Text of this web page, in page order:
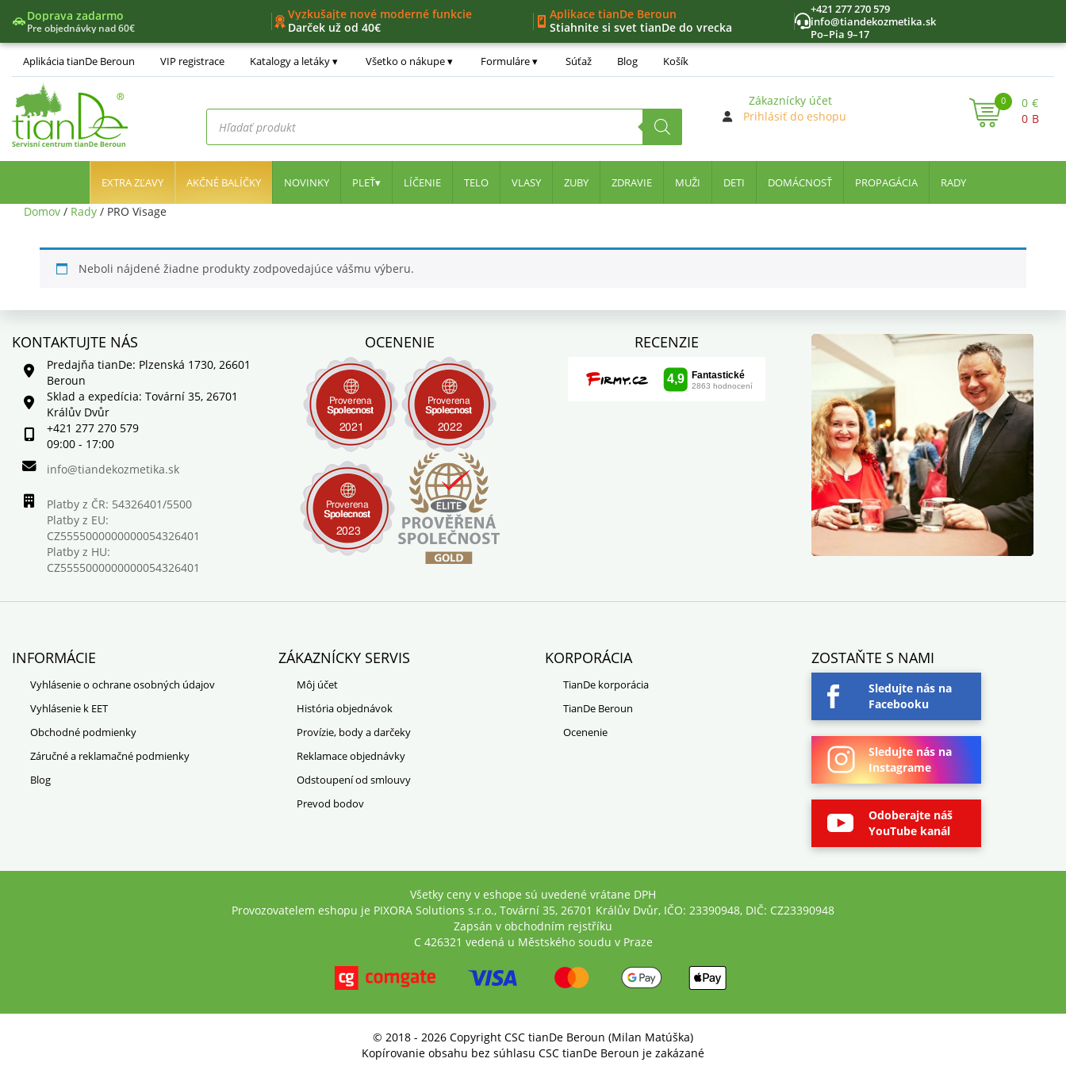
Doprava zadarmo
Pre objednávky nad 60€
Vyzkušajte nové moderné funkcie
Darček už od 40€
Nový nákupný zoznam
Jedinečný vernostný program
Nástroje lídra
Aplikace tianDe Beroun
Stiahnite si svet tianDe do vrecka
+421 277 270 579
info@tiandekozmetika.sk
Po–Pia 9–17
Aplikácia tianDe Beroun
VIP registrace Katalogy a letáky Všetko o nákupe Formuláre Súťaž Blog Košík
Products
search
Zákaznícky účet
Prihlásiť do eshopu
0 0 €
B
0
EXTRA ZĽAVY AKČNÉ BALÍČKY NOVINKY PLEŤ LÍČENIE TELO VLASY ZUBY ZDRAVIE MUŽI DETI DOMÁCNOSŤ PROPAGÁCIA RADY
Domov / Rady / PRO Visage
Neboli nájdené žiadne produkty zodpovedajúce vášmu výberu.
KONTAKTUJTE NÁS
Predajňa tianDe: Plzenská 1730, 26601
Beroun
Sklad a expedícia: Tovární 35, 26701
Králův Dvůr
+421 277 270 579
09:00 - 17:00
info@tiandekozmetika.sk
Platby z ČR: 54326401/5500
Platby z EU:
CZ5555000000000054326401
Platby z HU:
CZ5555000000000054326401
OCENENIE RECENZIE
INFORMÁCIE
Vyhlásenie o ochrane osobných údajov
Vyhlásenie k EET
Obchodné podmienky
Záručné a reklamačné podmienky
Blog
ZÁKAZNÍCKY SERVIS
Môj účet
História objednávok
Provízie, body a darčeky
Reklamace objednávky
Odstoupení od smlouvy
Prevod bodov
KORPORÁCIA
TianDe korporácia
TianDe Beroun
Ocenenie
ZOSTAŇTE S NAMI
Sledujte nás na
Facebooku
Sledujte nás na
Instagrame
Odoberajte náš
YouTube kanál
Všetky ceny v eshope sú uvedené vrátane DPH
Provozovatelem eshopu je PIXORA Solutions s.r.o., Tovární 35, 26701 Králův Dvůr, IČO: 23390948, DIČ: CZ23390948
Zapsán v obchodním rejstříku
C 426321 vedená u Městského soudu v Praze
© 2018 - 2026 Copyright CSC tianDe Beroun (Milan Matúška)
Kopírovanie obsahu bez súhlasu CSC tianDe Beroun je zakázané